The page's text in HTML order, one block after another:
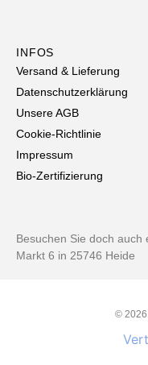
INFOS
Versand & Lieferung
Datenschutzerklärung
Unsere AGB
Cookie-Richtlinie
Impressum
Bio-Zertifizierung
Besuchen Sie doch auch
Markt 6 in 25746 Heide
© 2026